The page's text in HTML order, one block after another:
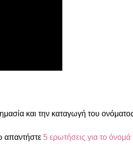
και την καταγωγή του
απαντήστε5 ερωτήσεις για το όνομά